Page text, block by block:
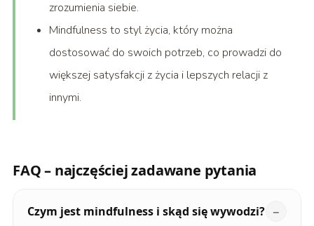
zrozumienia siebie.
Mindfulness to styl życia, który można
dostosować do swoich potrzeb, co prowadzi do
większej satysfakcji z życia i lepszych relacji z
innymi.
FAQ – najczęściej zadawane pytania
Czym jest mindfulness i skąd się wywodzi?